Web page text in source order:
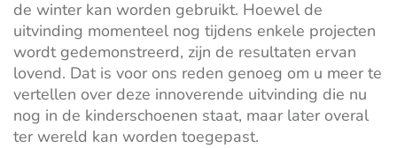
de winter kan worden gebruikt. Hoewel de
uitvinding momenteel nog tijdens enkele projecten
wordt gedemonstreerd, zijn de resultaten ervan
lovend. Dat is voor ons reden genoeg om u meer te
vertellen over deze innoverende uitvinding die nu
nog in de kinderschoenen staat, maar later overal
ter wereld kan worden toegepast.